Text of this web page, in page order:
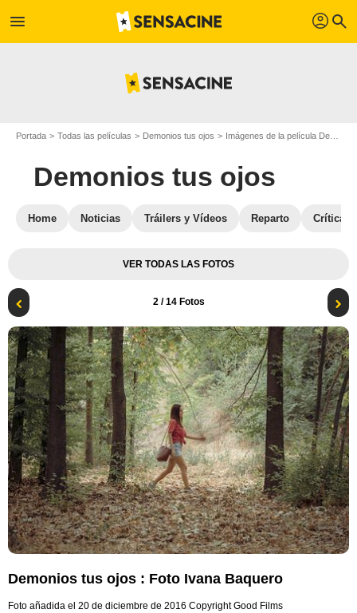
menu profil search
Portada Todas las películas Demonios tus ojos Imágenes de la película Demonios tus ojos
Demonios tus ojos
Home Noticias Tráilers y Vídeos Reparto Críticas
VER TODAS LAS FOTOS
2/ 14 Fotos
Demonios tus ojos : Foto Ivana Baquero
Foto añadida el 20 de diciembre de 2016 Copyright Good Films